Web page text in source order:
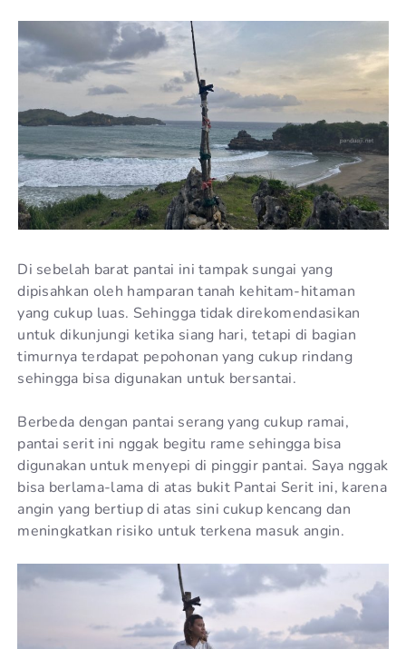
Di sebelah barat pantai ini tampak sungai yang
dipisahkan oleh hamparan tanah kehitam-hitaman
yang cukup luas. Sehingga tidak direkomendasikan
untuk dikunjungi ketika siang hari, tetapi di bagian
timurnya terdapat pepohonan yang cukup rindang
sehingga bisa digunakan untuk bersantai.
Berbeda dengan pantai serang yang cukup ramai,
pantai serit ini nggak begitu rame sehingga bisa
digunakan untuk menyepi di pinggir pantai. Saya nggak
bisa berlama-lama di atas bukit Pantai Serit ini, karena
angin yang bertiup di atas sini cukup kencang dan
meningkatkan risiko untuk terkena masuk angin.